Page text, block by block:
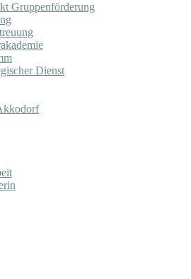
Gruppenförderung
Dienst